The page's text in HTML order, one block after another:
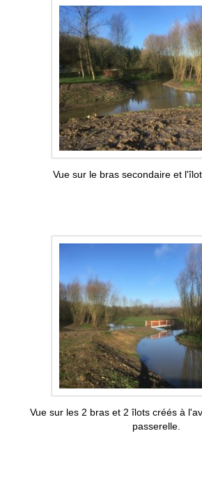
Vue sur le bras secondaire et l'îlot
Vue sur les 2 bras et 2 îlots créés à
passerelle.